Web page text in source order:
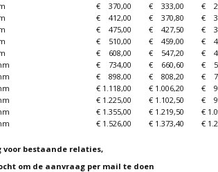
€ 370,00 € 333,00
€
€ 412,00 € 370,80
€
€ 475,00 € 427,50
€
€ 510,00 € 459,00
€
€ 608,00 € 547,20
€
€ 734,00 € 660,60
€
€ 898,00 € 808,20
€
€ 1.118,00 € 1.006,20
€
€ 1.225,00 € 1.102,50
€
€ 1.355,00 € 1.219,50
€
€ 1.526,00 € 1.373,40 €
voor bestaande relaties,
om de aanvraag per mail te doen